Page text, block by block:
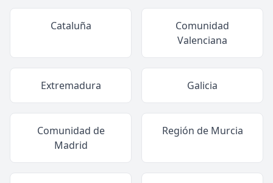
Cataluña
Comunidad
Valenciana
Extremadura Galicia
Comunidad de
Madrid
Región de Murcia